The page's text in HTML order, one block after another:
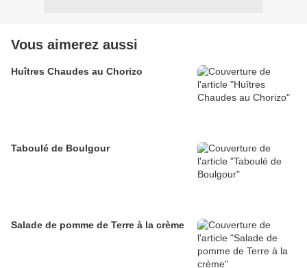
Vous aimerez aussi
Huîtres Chaudes au Chorizo
Taboulé de Boulgour
Salade de pomme de Terre à la crème